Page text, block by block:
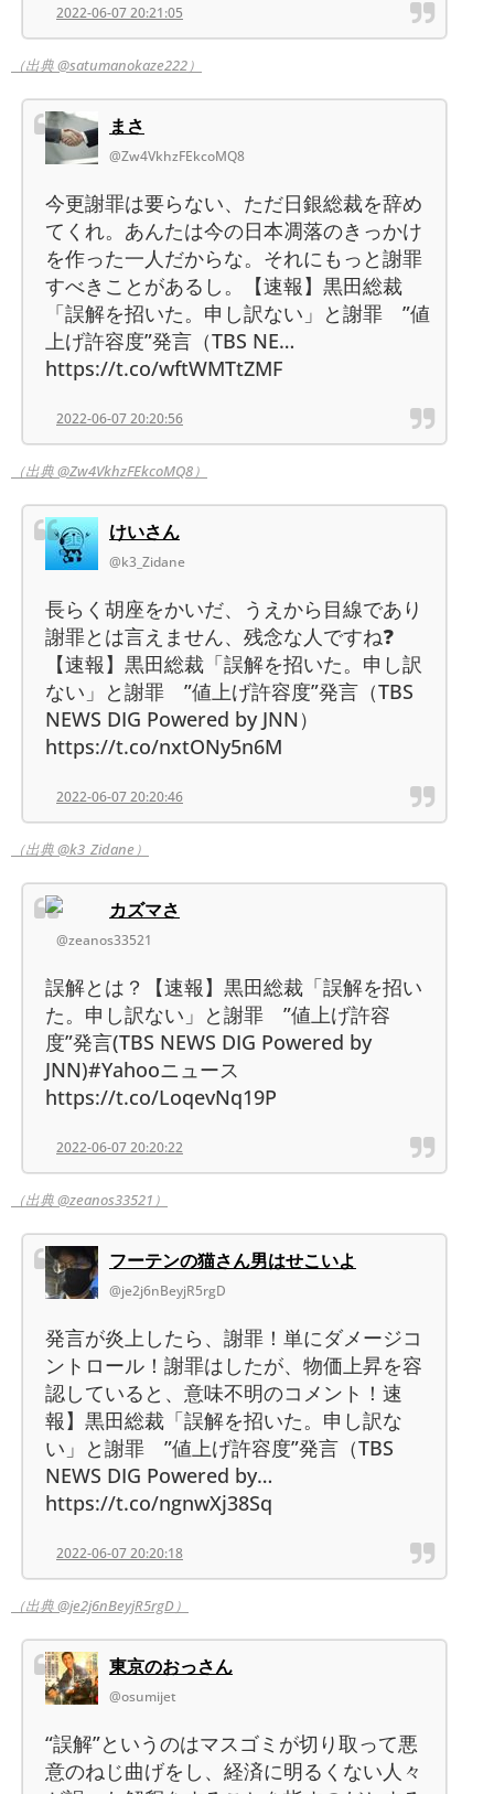
2022-06-07 20:21:05
（出典 @satumanokaze222）
まさ
@Zw4VkhzFEkcoMQ8
今更謝罪は要らない、ただ日銀総裁を辞め
てくれ。あんたは今の日本凋落のきっかけ
を作った一人だからな。それにもっと謝罪
すべきことがあるし。【速報】黒田総裁
「誤解を招いた。申し訳ない」と謝罪 ”値
上げ許容度”発言（TBS NE…
https://t.co/wftWMTtZMF
2022-06-07 20:20:56
（出典 @Zw4VkhzFEkcoMQ8）
けいさん
@k3_Zidane
長らく胡座をかいだ、うえから目線であり
謝罪とは言えません、残念な人ですね❓
【速報】黒田総裁「誤解を招いた。申し訳
ない」と謝罪 ”値上げ許容度”発言（TBS
NEWS DIG Powered by JNN）
https://t.co/nxtONy5n6M
2022-06-07 20:20:46
（出典 @k3_Zidane）
カズマさ
@zeanos33521
誤解とは？【速報】黒田総裁「誤解を招い
た。申し訳ない」と謝罪 ”値上げ許容
度”発言(TBS NEWS DIG Powered by
JNN)#Yahooニュース
https://t.co/LoqevNq19P
2022-06-07 20:20:22
（出典 @zeanos33521）
フーテンの猫さん男はせこいよ
@je2j6nBeyjR5rgD
発言が炎上したら、謝罪！単にダメージコ
ントロール！謝罪はしたが、物価上昇を容
認していると、意味不明のコメント！速
報】黒田総裁「誤解を招いた。申し訳な
い」と謝罪 ”値上げ許容度”発言（TBS
NEWS DIG Powered by…
https://t.co/ngnwXj38Sq
2022-06-07 20:20:18
（出典 @je2j6nBeyjR5rgD）
東京のおっさん
@osumijet
“誤解”というのはマスゴミが切り取って悪
意のねじ曲げをし、経済に明るくない人々